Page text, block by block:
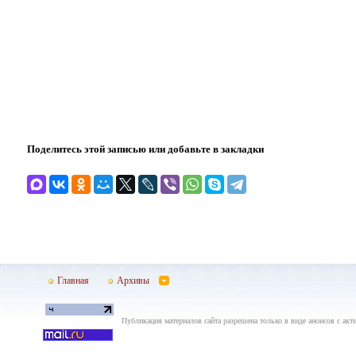
Поделитесь этой записью или добавьте в закладки
Главная Архивы
Публикация материалов сайта разрешена только в виде анонсов с